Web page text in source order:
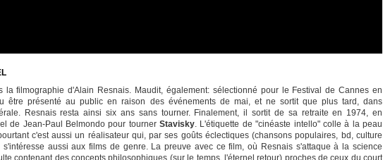
la filmographie d'Alain Resnais. Maudit, également: sélectionné pour le Festival de Cannes en
être présenté au public en raison des événements de mai, et ne sortit que plus tard, dans
Resnais resta ainsi six ans sans tourner. Finalement, il sortit de sa retraite en 1974, en
de Jean-Paul Belmondo pour tourner Stavisky. L'étiquette de "cinéaste intello" colle à la peau
c'est aussi un réalisateur qui, par ses goûts éclectiques (chansons populaires, bd, culture
s'intéresse aussi aux films de genre. La preuve avec ce film, où Resnais s'attaque à la science
contenant des concepts philosophiques (sur le temps, l'éternel retour) proches de ceux du court